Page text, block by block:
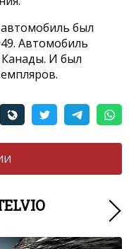
был
Автомобиль
И был